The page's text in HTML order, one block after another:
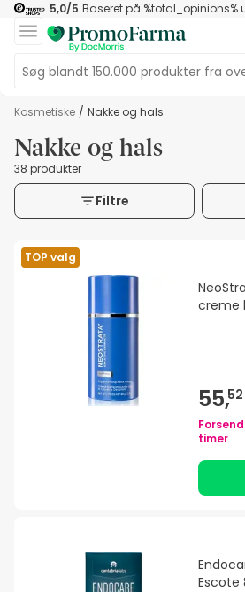
5,0/5 Baseret på %total_opinions%
kosmetiske / Nakke og hals
Nakke og hals
38 produkter
Filtre
TOP valg
creme
55,
timer
Escote